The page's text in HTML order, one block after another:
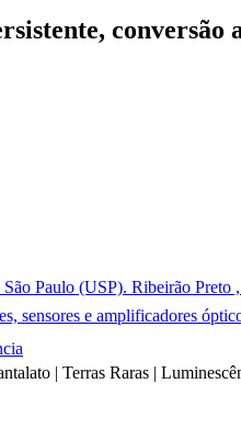
conversão
Paulo (USP). Ribeirão Preto
sensores e amplificadores
| Terras Raras |